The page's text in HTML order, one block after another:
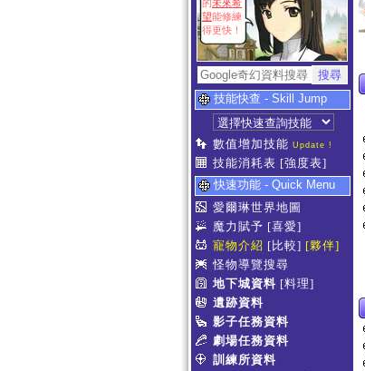
的未來希
望能修練
得更快！
技能快查 - Skill Jump
數值增加技能 Update !
技能消耗表 [強度表]
快速功能 - Quick Menu
愛爾琳世界地圖
魔力賦予 [喜愛]
寵物介紹 [比較] [夥伴]
怪物導覽搜尋
地下城資料 [料理]
遺跡資料
影子任務資料
劇場任務資料
訓練所資料